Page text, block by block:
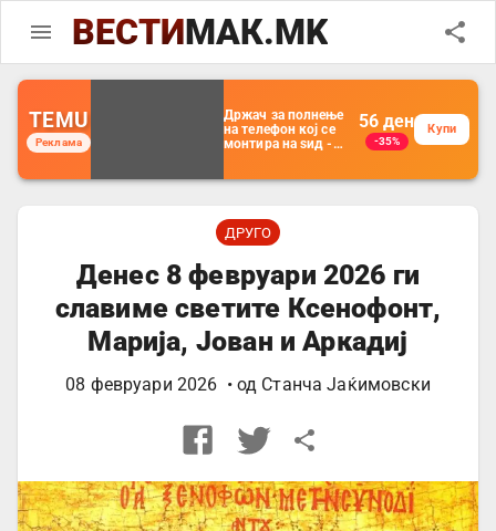
ВЕСТИМАК.MK
TEMU
Реклама
Држач за полнење
на телефон кој се
монтира на ѕид -
организатор за
далечински
управувач
56 ден
-35%
Купи
ДРУГО
Денес 8 февруари 2026 ги
славиме светите Ксенофонт,
Марија, Јован и Аркадиј
08 февруари 2026 • од Станча Јаќимовски